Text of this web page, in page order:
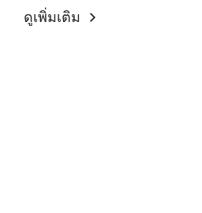
ดูเพิ่มเติม